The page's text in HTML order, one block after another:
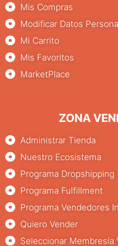
Mis Compras
Modificar Datos
Mi Carrito
Mis Favoritos
MarketPlace
ZONA
Administrar Tienda
Nuestro Ecosistema
Programa Dropshipping
Programa Fulfillment
Programa Vendedores
Quiero Vender
Seleccionar Membresía